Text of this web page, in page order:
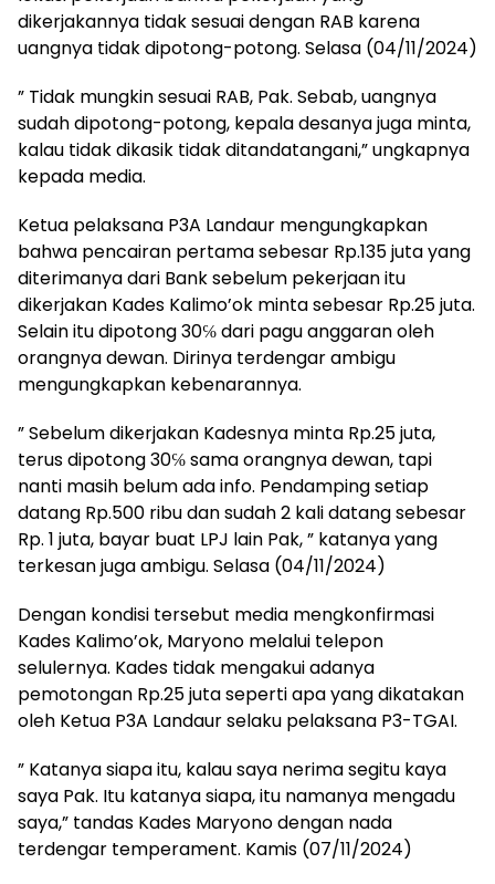
dikerjakannya tidak sesuai dengan RAB karena
uangnya tidak dipotong-potong. Selasa (04/11/2024)
” Tidak mungkin sesuai RAB, Pak. Sebab, uangnya
sudah dipotong-potong, kepala desanya juga minta,
kalau tidak dikasik tidak ditandatangani,” ungkapnya
kepada media.
Ketua pelaksana P3A Landaur mengungkapkan
bahwa pencairan pertama sebesar Rp.135 juta yang
diterimanya dari Bank sebelum pekerjaan itu
dikerjakan Kades Kalimo’ok minta sebesar Rp.25 juta.
Selain itu dipotong 30℅ dari pagu anggaran oleh
orangnya dewan. Dirinya terdengar ambigu
mengungkapkan kebenarannya.
” Sebelum dikerjakan Kadesnya minta Rp.25 juta,
terus dipotong 30℅ sama orangnya dewan, tapi
nanti masih belum ada info. Pendamping setiap
datang Rp.500 ribu dan sudah 2 kali datang sebesar
Rp. 1 juta, bayar buat LPJ lain Pak, ” katanya yang
terkesan juga ambigu. Selasa (04/11/2024)
Dengan kondisi tersebut media mengkonfirmasi
Kades Kalimo’ok, Maryono melalui telepon
selulernya. Kades tidak mengakui adanya
pemotongan Rp.25 juta seperti apa yang dikatakan
oleh Ketua P3A Landaur selaku pelaksana P3-TGAI.
” Katanya siapa itu, kalau saya nerima segitu kaya
saya Pak. Itu katanya siapa, itu namanya mengadu
saya,” tandas Kades Maryono dengan nada
terdengar temperament. Kamis (07/11/2024)